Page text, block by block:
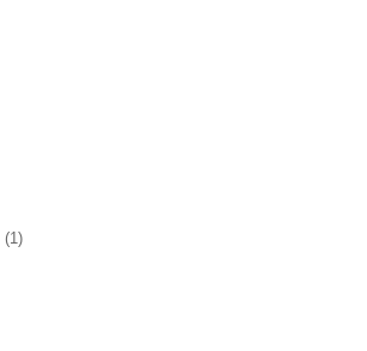
(1)